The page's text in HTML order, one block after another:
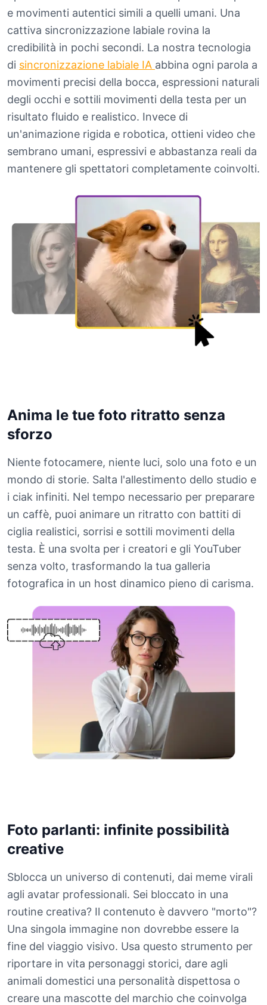
e movimenti autentici simili a quelli umani. Una
cattiva sincronizzazione labiale rovina la
credibilità in pochi secondi. La nostra tecnologia
di sincronizzazione labiale IA abbina ogni parola a
movimenti precisi della bocca, espressioni naturali
degli occhi e sottili movimenti della testa per un
risultato fluido e realistico. Invece di
un'animazione rigida e robotica, ottieni video che
sembrano umani, espressivi e abbastanza reali da
mantenere gli spettatori completamente coinvolti.
Anima le tue foto ritratto senza
sforzo
Niente fotocamere, niente luci, solo una foto e un
mondo di storie. Salta l'allestimento dello studio e
i ciak infiniti. Nel tempo necessario per preparare
un caffè, puoi animare un ritratto con battiti di
ciglia realistici, sorrisi e sottili movimenti della
testa. È una svolta per i creatori e gli YouTuber
senza volto, trasformando la tua galleria
fotografica in un host dinamico pieno di carisma.
Foto parlanti: infinite possibilità
creative
Sblocca un universo di contenuti, dai meme virali
agli avatar professionali. Sei bloccato in una
routine creativa? Il contenuto è davvero "morto"?
Una singola immagine non dovrebbe essere la
fine del viaggio visivo. Usa questo strumento per
riportare in vita personaggi storici, dare agli
animali domestici una personalità dispettosa o
creare una mascotte del marchio che coinvolga